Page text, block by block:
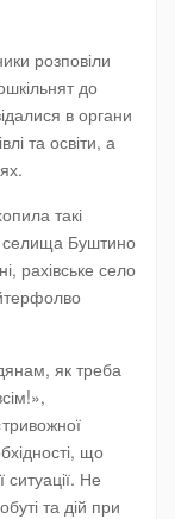
розповіли
до
в органи
та освіти, а
такі
селища Буштино
рахівське село
як треба
що
ситуації. Не
та дій при